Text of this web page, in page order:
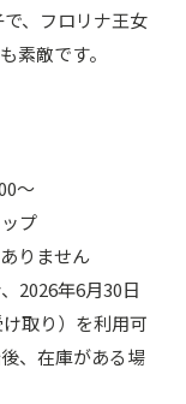
、フロリナ王女
素敵です。
～
プ
りません
2026年6月30日
取り）を利用可
、在庫がある場